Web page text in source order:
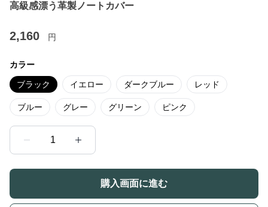
高級感漂う革製ノートカバー
2,160 円
カラー
ブラック イエロー ダークブルー レッド
ブルー グレー グリーン ピンク
1
購入画面に進む